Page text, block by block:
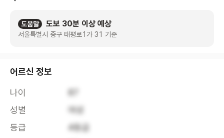
도움말 도보 30분 이상 예상
서울특별시 중구 태평로1가 31 기준
어르신 정보
나이
87
성별
여성
등급
4등급